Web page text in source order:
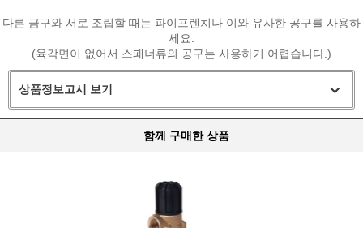
다른 금구와 서로 조립할 때는 파이프렌치나 이와 유사한 공구를 사용하
세요.
(육각면이 없어서 스패너류의 공구는 사용하기 어렵습니다.)
상품정보고시 보기
함께 구매한 상품